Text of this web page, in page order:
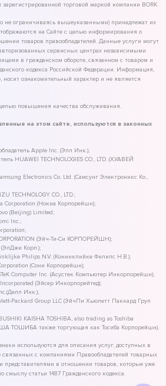
торговой маркой компании BORK.
не ограничиваясь вышеуказанными) принадлежат их
на Сайте с целью информирования о
товаров правообладателей. Данные услуги могут
сервисных центрах независимыми
в гражданском обороте, связанном с товаром и
кодекса Российской Федерации. Информация,
носит ознакомительный характер и не является
повышения качества обслуживания.
на этом сайте, используются в законных
Apple Inc. (Эпл Инк.);
HUAWEI TECHNOLOGIES CO., LTD. (ХУАВЕЙ
Electronics Co. Ltd. (Самсунг Электроникс Ко.,
TECHNOLOGY CO., LTD.;
Corporation (Нокиа Корпорейшн);
(Beijing) Limited;
Inc.;
(Эйч-Ти-Си КОРПОРЕЙШН);
(ЭлДжи Корп.);
Philips N.V. (Конинклийке Филипс Н.В.);
(Сони Корпорейшн);
Computer Inc. (Асустек Компьютер Инкорпорейшн);
(Эйсер Инкорпорейтед);
Инк.);
Packard Group LLC (ЭйчПи Хьюлетт Паккард Груп
KAISHA TOSHIBA, also trading as Toshiba
ТОШИБА также торгующая как Тосиба Корпорейшн).
используются для описания услуг, доступных в
с компаниями Правообладателей товарных
в отношении товаров, которые уже
смыслу статьи 1487 Гражданского кодекса.